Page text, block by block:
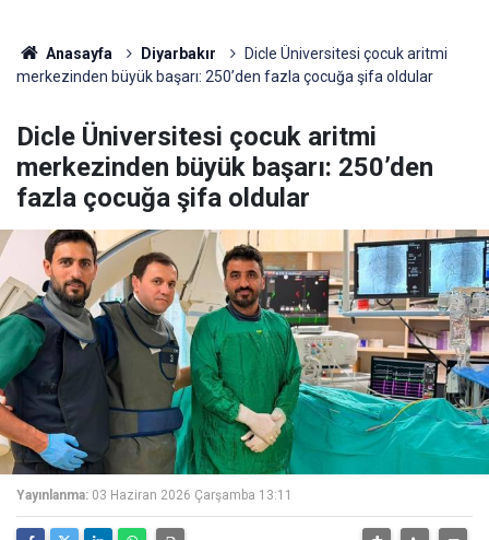
Anasayfa Diyarbakır
Dicle Üniversitesi çocuk aritmi
merkezinden büyük başarı: 250’den fazla çocuğa şifa oldular
Dicle Üniversitesi çocuk aritmi
merkezinden büyük başarı: 250’den
fazla çocuğa şifa oldular
Yayınlanma: 03 Haziran 2026 Çarşamba 13:11